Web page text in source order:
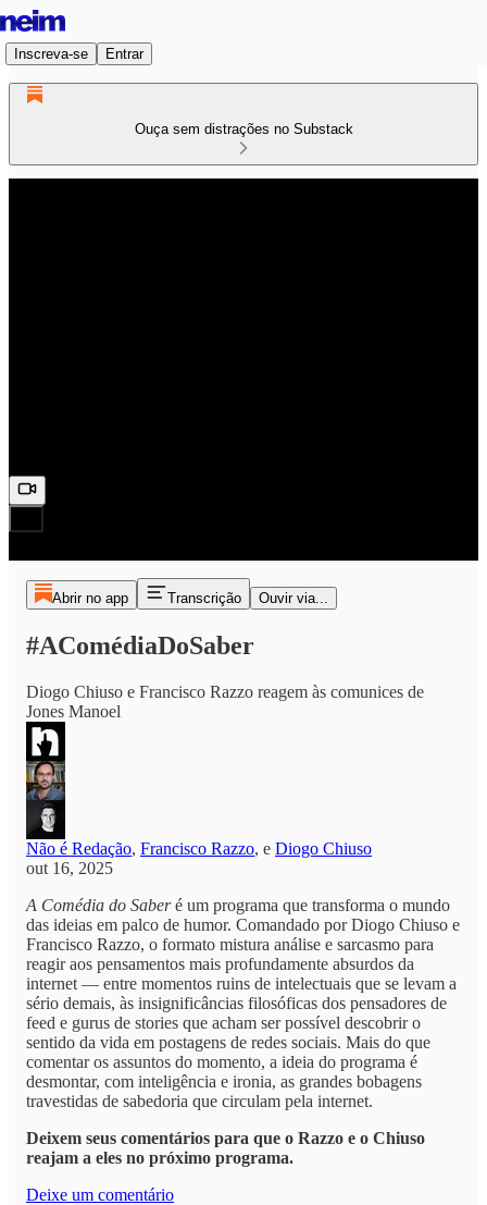
Inscreva-se Entrar
Ouça sem distrações no Substack
Abrir no app Transcrição Ouvir via...
#AComédiaDoSaber
Diogo Chiuso e Francisco Razzo reagem às comunices de
Jones Manoel
Não é Redação, Francisco Razzo, e Diogo Chiuso
out 16, 2025
A Comédia do Saberé um programa que transforma o mundo
das ideias em palco de humor. Comandado por Diogo Chiuso e
Francisco Razzo, o formato mistura análise e sarcasmo para
reagir aos pensamentos mais profundamente absurdos da
internet — entre momentos ruins de intelectuais que se levam a
sério demais, às insignificâncias filosóficas dos pensadores de
feed e gurus de stories que acham ser possível descobrir o
sentido da vida em postagens de redes sociais. Mais do que
comentar os assuntos do momento, a ideia do programa é
desmontar, com inteligência e ironia, as grandes bobagens
travestidas de sabedoria que circulam pela internet.
Deixem seus comentários para que o Razzo e o Chiuso
reajam a eles no próximo programa.
Deixe um comentário